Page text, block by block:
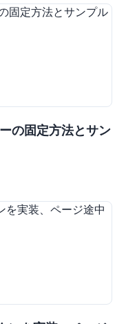
の固定方法とサン